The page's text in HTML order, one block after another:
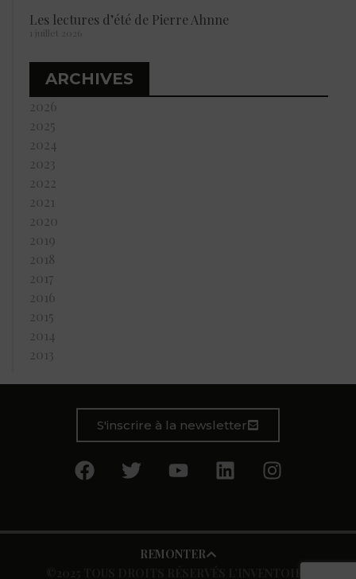
Les lectures d’été de Pierre Ahnne
1 juillet 2026
ARCHIVES
2026
2025
2024
2023
2022
2021
2020
2019
2018
2017
2016
2015
2014
2013
S'inscrire à la newsletter
REMONTER